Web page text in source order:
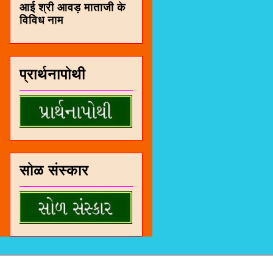
आई श्री आवड़ माताजी के
विविध नाम
प्रार्थनापोथी
सोळ संस्कार